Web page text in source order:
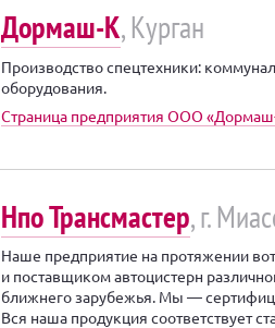
Дормаш-К, Курган
Производство спецтехники:
оборудования.
Страница предприятия ООО
Нпо Трансмастер, г.
Наше предприятие на протяжении
и поставщиком автоцистерн
ближнего зарубежья. Мы —
Вся наша продукция соответствует